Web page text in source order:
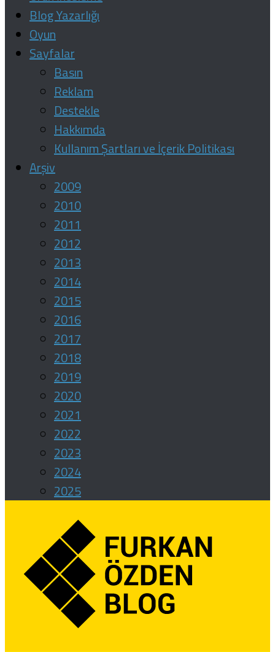
Blog Yazarlığı
Oyun
Sayfalar
Basın
Reklam
Destekle
Hakkımda
Kullanım Şartları ve İçerik Politikası
Arşiv
2009
2010
2011
2012
2013
2014
2015
2016
2017
2018
2019
2020
2021
2022
2023
2024
2025